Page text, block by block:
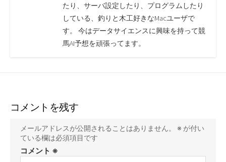
たり、サーバ設定したり、プログラムしたり
している、釣りと木工好きなMacユーザで
す。 今はデータサイエンスに興味を持って競
馬AI予想を頑張ってます。
コメントを残す
メールアドレスが公開されることはありません。 ※ が付い
ている欄は必須項目です
コメント ※